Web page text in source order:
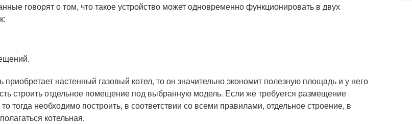
говорят о том, что такое устройство может одновременно функционировать в двух
приобретает настенный газовый котел, то он значительно экономит полезную площадь и у него
строить отдельное помещение под выбранную модель. Если же требуется размещение
тогда необходимо построить, в соответствии со всеми правилами, отдельное строение, в
котельная.